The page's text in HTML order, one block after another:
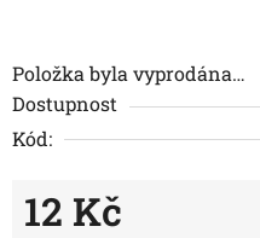
Položka byla vyprodána…
Dostupnost
Kód:
12 Kč